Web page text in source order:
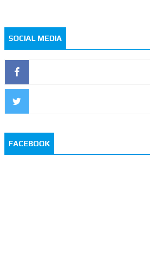
SOCIAL MEDIA
FACEBOOK